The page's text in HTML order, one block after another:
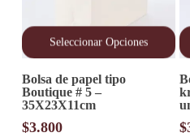
Seleccionar Opciones
producto
tiene
múltiples
variantes.
Bolsa de papel tipo
Boutique # 5 –
35X23X11cm
$3.800 $